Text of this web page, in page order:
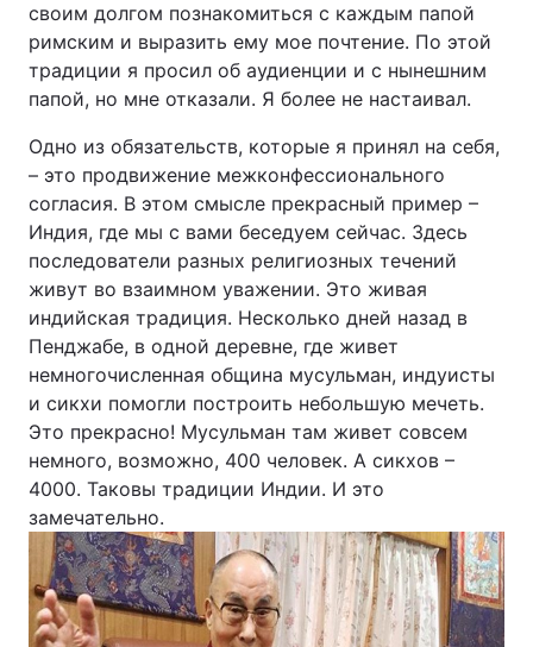
своим долгом познакомиться с каждым папой
римским и выразить ему мое почтение. По этой
традиции я просил об аудиенции и с нынешним
папой, но мне отказали. Я более не настаивал.
Одно из обязательств, которые я принял на себя,
– это продвижение межконфессионального
согласия. В этом смысле прекрасный пример –
Индия, где мы с вами беседуем сейчас. Здесь
последователи разных религиозных течений
живут во взаимном уважении. Это живая
индийская традиция. Несколько дней назад в
Пенджабе, в одной деревне, где живет
немногочисленная община мусульман, индуисты
и сикхи помогли построить небольшую мечеть.
Это прекрасно! Мусульман там живет совсем
немного, возможно, 400 человек. А сикхов –
4000. Таковы традиции Индии. И это
замечательно.